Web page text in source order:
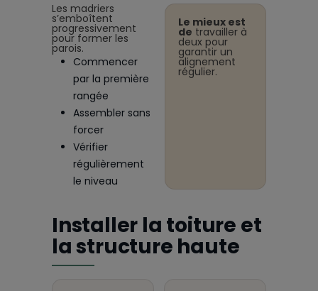
Les madriers
s’emboîtent
progressivement
pour former les
parois.
Commencer
par la première
rangée
Assembler sans
forcer
Vérifier
régulièrement
le niveau
Le mieux est
de travailler à
deux pour
garantir un
alignement
régulier.
Installer la toiture et
la structure haute